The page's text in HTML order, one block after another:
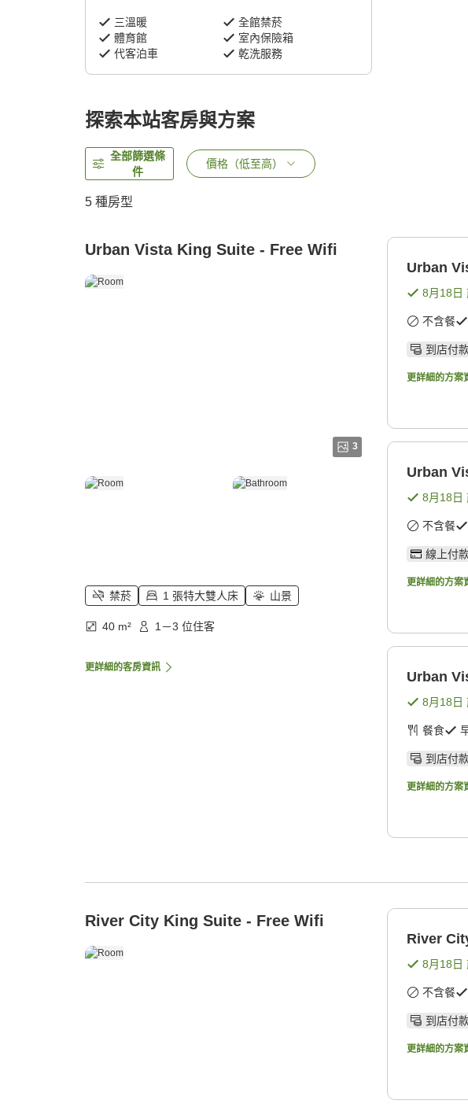
三溫暖
全館禁菸
體育館
室內保險箱
代客泊車
乾洗服務
探索本站客房與方案
全部篩選條
件
價格（低至高）
5 種房型
Urban Vista King Suite - Free Wifi
3
禁菸 1 張特大雙人床 山景
40 m² 1－3 位住客
更詳細的客房資訊
Urban
8月18日
不含餐
到店付
更詳細的方案
Urban
8月18日
不含餐
線上付
更詳細的方案
Urban
8月18日
餐食
到店付
更詳細的方案
River City King Suite - Free Wifi
River
8月18日
不含餐
到店付
更詳細的方案